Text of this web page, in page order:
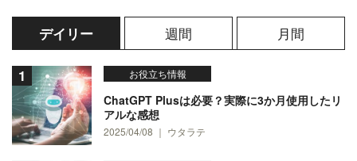
デイリー 週間 月間
お役立ち情報
ChatGPT Plusは必要？実際に3か月使用したリ
アルな感想
2025/04/08 ｜ ウタラテ